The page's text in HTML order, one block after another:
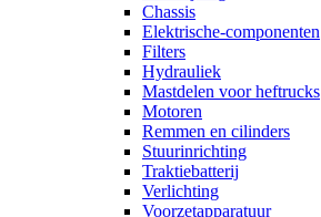
Chassis
Elektrische-componenten
Filters
Hydrauliek
Mastdelen voor heftrucks
Motoren
Remmen en cilinders
Stuurinrichting
Traktiebatterij
Verlichting
Voorzetapparatuur